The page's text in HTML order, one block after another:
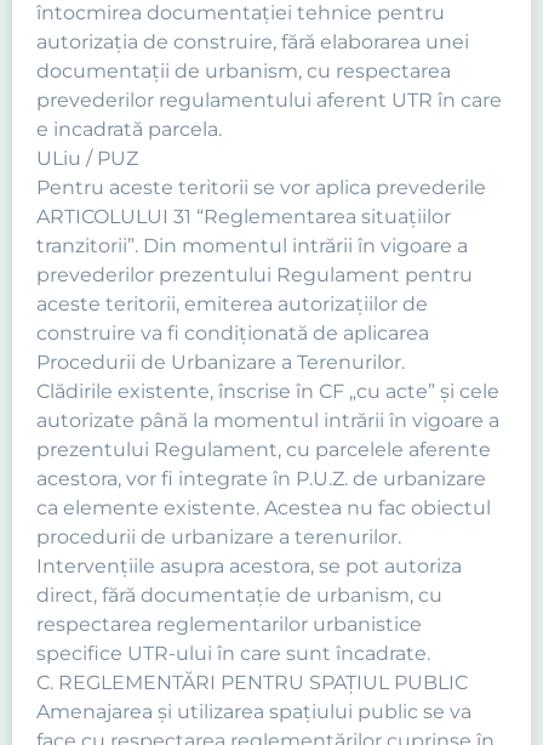
întocmirea documentaţiei tehnice pentru
autorizaţia de construire, fără elaborarea unei
documentaţii de urbanism, cu respectarea
prevederilor regulamentului aferent UTR în care
e incadrată parcela.
ULiu / PUZ
Pentru aceste teritorii se vor aplica prevederile
ARTICOLULUI 31 “Reglementarea situaţiilor
tranzitorii”. Din momentul intrării în vigoare a
prevederilor prezentului Regulament pentru
aceste teritorii, emiterea autorizaţiilor de
construire va fi condiţionată de aplicarea
Procedurii de Urbanizare a Terenurilor.
Clădirile existente, înscrise în CF „cu acte” şi cele
autorizate până la momentul intrării în vigoare a
prezentului Regulament, cu parcelele aferente
acestora, vor fi integrate în P.U.Z. de urbanizare
ca elemente existente. Acestea nu fac obiectul
procedurii de urbanizare a terenurilor.
Intervențiile asupra acestora, se pot autoriza
direct, fără documentație de urbanism, cu
respectarea reglementarilor urbanistice
specifice UTR-ului în care sunt încadrate.
C. REGLEMENTĂRI PENTRU SPAȚIUL PUBLIC
Amenajarea şi utilizarea spaţiului public se va